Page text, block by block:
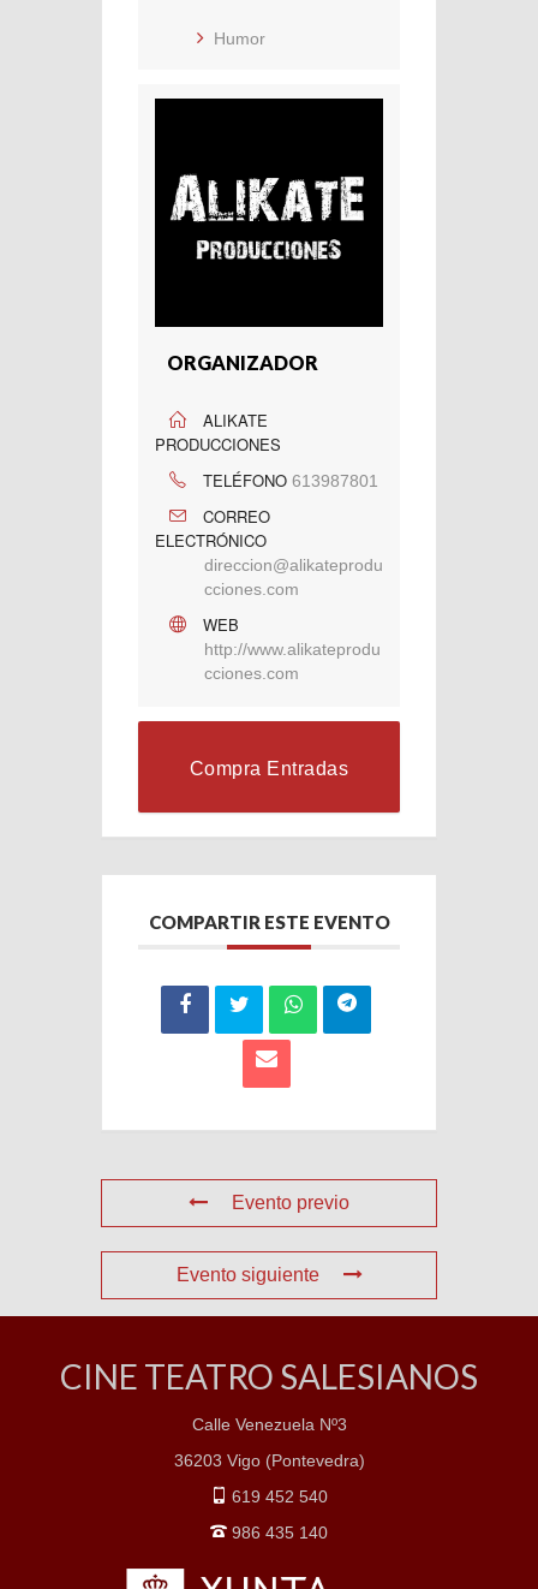
Humor
ORGANIZADOR
ALIKATE
PRODUCCIONES
TELÉFONO 613987801
CORREO
ELECTRÓNICO
direccion@alikateprodu
cciones.com
WEB
http://www.alikateprodu
cciones.com
Compra Entradas
COMPARTIR ESTE EVENTO
Evento previo
Evento siguiente
CINE TEATRO SALESIANOS
Calle Venezuela Nº3
36203 Vigo (Pontevedra)
619 452 540
986 435 140